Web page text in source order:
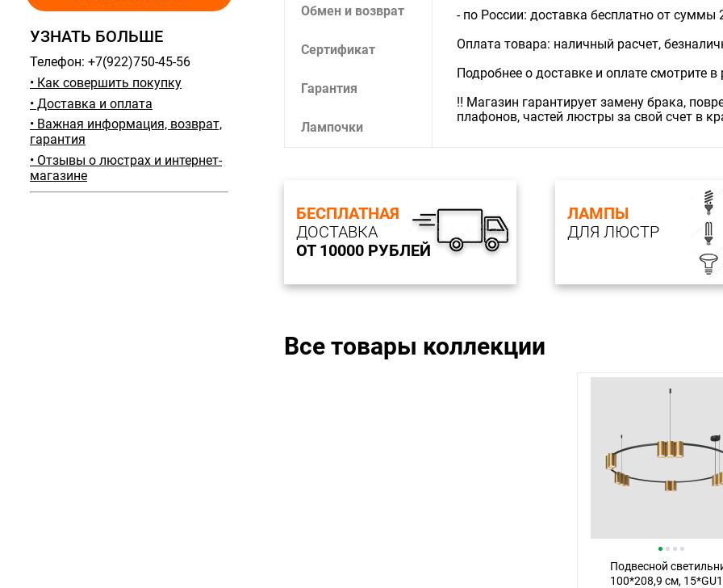
УЗНАТЬ БОЛЬШЕ
Телефон: +7(922)750-45-56
• Как совершить покупку
• Доставка и оплата
• Важная информация, возврат,
гарантия
• Отзывы о люстрах и интернет-
магазине
Обмен и возврат
Сертификат
Гарантия
Лампочки
- по России: доставка бесплатно от суммы
Оплата товара: наличный расчет,
Подробнее о доставке и оплате смотрите в
‼️ Магазин гарантирует замену брака,
плафонов, частей люстры за свой счет в
БЕСПЛАТНАЯ
ДОСТАВКА
ОТ 10000 РУБЛЕЙ
ЛАМПЫ
ДЛЯ ЛЮСТР
Все товары коллекции
Подвесной
100*208,9 см,